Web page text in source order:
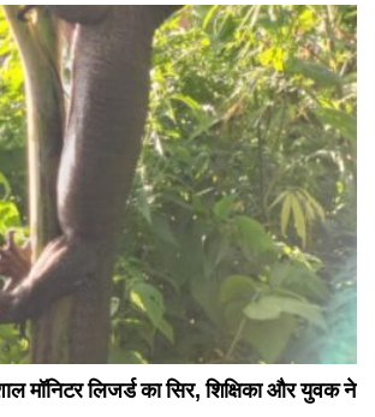
मॉनिटर लिजर्ड का सिर, शिक्षिका और युवक ने